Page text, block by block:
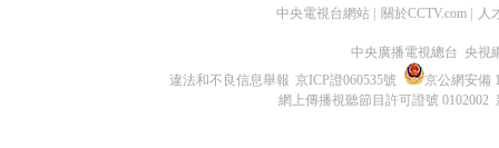
中央電視台網站 關於CCTV.com 人
中央廣播電視總台 央視
違法和不良信息舉報 京ICP證060535號
京公網安備
網上傳播視聽節目許可證號 0102002